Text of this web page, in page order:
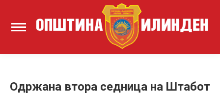
Одржана втора седница на Штабот